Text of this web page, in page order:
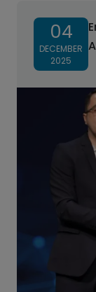
04
DECEMBER
2025